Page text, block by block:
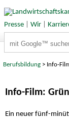
Presse| Wir|
Berufsbildung > Info-
Info-Film:
Ein neuer fünf-